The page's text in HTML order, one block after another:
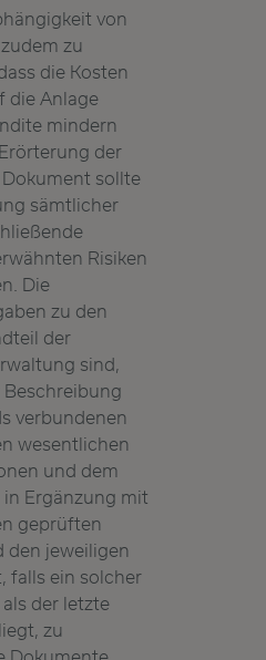
von
zu
die Kosten
die Anlage
mindern
der
sollte
sämtlicher
Risiken
Die
zu den
der
sind,
verbundenen
wesentlichen
und dem
Ergänzung mit
geprüften
den jeweiligen
falls ein solcher
der letzte
zu